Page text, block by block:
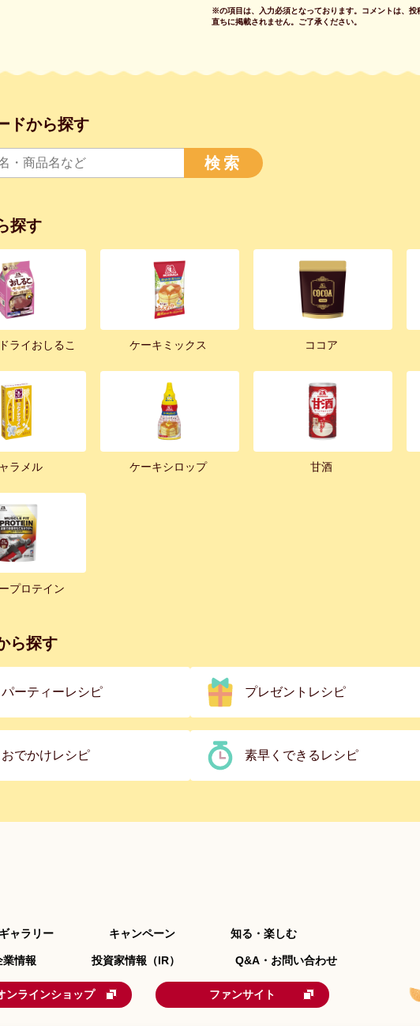
※の項目は、入力必須となっております。 コメントは、投
直ちに掲載されません。 ご了承ください。
ドから探す
検索
探す
ライおしるこ ケーキミックス ココア
ラメル ケーキシロップ 甘酒
プロテイン
ら探す
パーティーレシピ プレゼントレシピ
おでかけレシピ 素早くできるレシピ
ャラリー キャンペーン 知る・楽しむ
業情報 投資家情報（IR） Q&A・お問い合わせ
ンラインショップ ファンサイト